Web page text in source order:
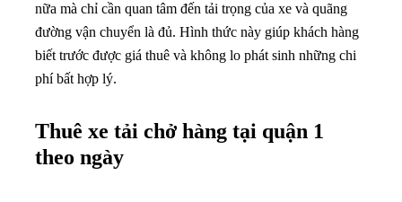
nữa mà chỉ cần quan tâm đến tải trọng của xe và quãng
đường vận chuyển là đủ. Hình thức này giúp khách hàng
biết trước được giá thuê và không lo phát sinh những chi
phí bất hợp lý.
Thuê xe tải chở hàng tại quận 1
theo ngày